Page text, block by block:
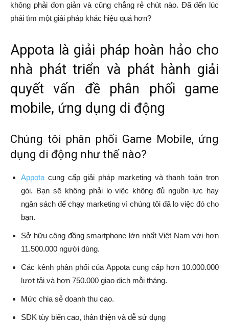
không phải đơn giản và cũng chẳng rẻ chút nào. Đã đến lúc
phải tìm một giải pháp khác hiệu quả hơn?
Appota là giải pháp hoàn hảo cho
nhà phát triển và phát hành giải
quyết vấn đề phân phối game
mobile, ứng dụng di động
Chúng tôi phân phối Game Mobile, ứng
dụng di động như thế nào?
Appota cung cấp giải pháp marketing và thanh toán trọn
gói. Bạn sẽ không phải lo việc không đủ nguồn lực hay
ngân sách để chạy marketing vì chúng tôi đã lo việc đó cho
bạn.
Sở hữu cộng đồng smartphone lớn nhất Việt Nam với hơn
11.500.000 người dùng.
Các kênh phân phối của Appota cung cấp hơn 10.000.000
lượt tải và hơn 750.000 giao dịch mỗi tháng.
Mức chia sẻ doanh thu cao.
SDK tùy biến cao, thân thiện và dễ sử dụng